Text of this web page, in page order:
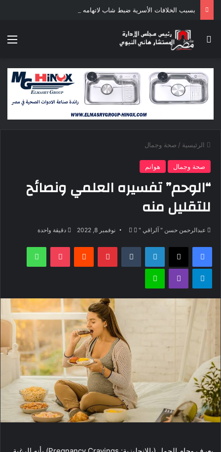
بحث عن
الرئيسية / صحة وجمال
صحة وجمال هوانم
“الوحم” تفسيره العلمي ونصائح
للتقليل منه
عبدالرحمن حسن " آلراقي "
تابع
X
أرسل
إلكترونيا
نوفمبر 8, 2022 دقيقة واحدة
فيسبوك ‫X لينكدإن بينتيريست ‫Pocket واتساب
تيلقرام ڤايبر لاين